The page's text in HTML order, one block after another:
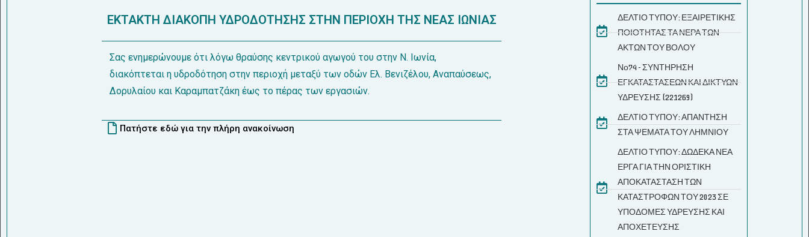
ΕΚΤΑΚΤΗ ΔΙΑΚΟΠΗ ΥΔΡΟΔΟΤΗΣΗΣ ΣΤΗΝ ΠΕΡΙΟΧΗ ΤΗΣ ΝΕΑΣ ΙΩΝΙΑΣ
Σας ενημερώνουμε ότι λόγω θραύσης κεντρικού αγωγού του στην Ν. Ιωνία,
διακόπτεται η υδροδότηση στην περιοχή μεταξύ των οδών Ελ. Βενιζέλου, Αναπαύσεως,
Δορυλαίου και Καραμπατζάκη έως το πέρας των εργασιών.
Πατήστε εδώ για την πλήρη ανακοίνωση
ΔΕΛΤΙΟ ΤΥΠΟΥ: ΕΞΑΙΡΕΤΙΚΗΣ
ΠΟΙΟΤΗΤΑΣ ΤΑ ΝΕΡΑ ΤΩΝ
ΑΚΤΩΝ ΤΟΥ ΒΟΛΟΥ
Νο74 - ΣΥΝΤΗΡΗΣΗ
ΕΓΚΑΤΑΣΤΑΣΕΩΝ ΚΑΙ ΔΙΚΤΥΩΝ
ΥΔΡΕΥΣΗΣ (221269)
ΔΕΛΤΙΟ ΤΥΠΟΥ: ΑΠΑΝΤΗΣΗ
ΣΤΑ ΨΕΜΑΤΑ ΤΟΥ ΛΗΜΝΙΟΥ
ΔΕΛΤΙΟ ΤΥΠΟΥ: ΔΩΔΕΚΑ ΝΕΑ
ΕΡΓΑ ΓΙΑ ΤΗΝ ΟΡΙΣΤΙΚΗ
ΑΠΟΚΑΤΑΣΤΑΣΗ ΤΩΝ
ΚΑΤΑΣΤΡΟΦΩΝ ΤΟΥ 2023 ΣΕ
ΥΠΟΔΟΜΕΣ ΥΔΡΕΥΣΗΣ ΚΑΙ
ΑΠΟΧΕΤΕΥΣΗΣ